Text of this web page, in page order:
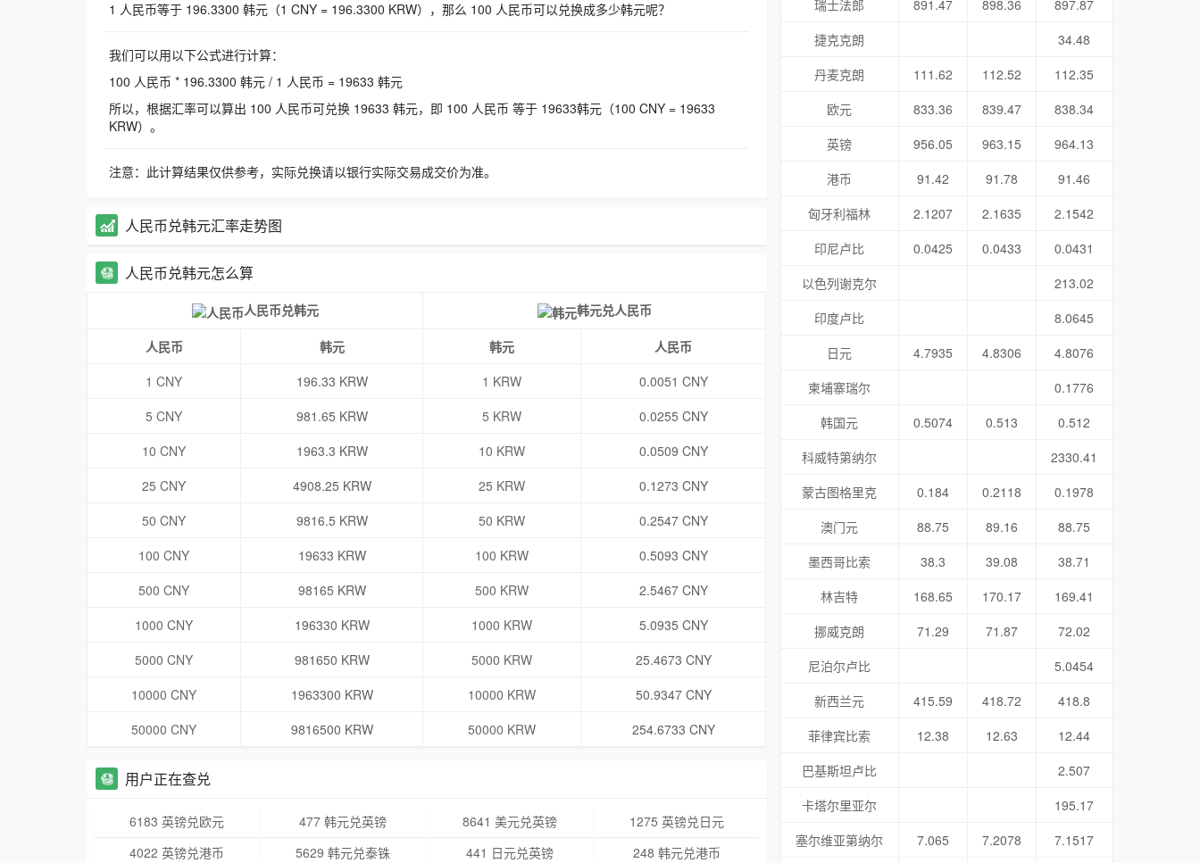
1 人民币等于 196.3300 韩元（1 CNY = 196.3300 KRW），那么 100 人民币可以兑换成多少韩元呢？
我们可以用以下公式进行计算：
100 人民币 * 196.3300 韩元 / 1 人民币 = 19633 韩元
所以，根据汇率可以算出 100 人民币可兑换 19633 韩元，即 100 人民币 等于 19633韩元（100 CNY = 19633
KRW）。
注意：此计算结果仅供参考，实际兑换请以银行实际交易成交价为准。
人民币兑韩元汇率走势图
人民币兑韩元怎么算
人民币兑韩元 韩元兑人民币
人民币 韩元 韩元
人民币
1 CNY
196.33 KRW 1 KRW
0.0051 CNY
5 CNY
981.65 KRW 5 KRW
0.0255 CNY
10 CNY
1963.3 KRW 10 KRW
0.0509 CNY
25 CNY
4908.25 KRW 25 KRW
0.1273 CNY
50 CNY
9816.5 KRW 50 KRW
0.2547 CNY
100 CNY
19633 KRW 100 KRW
0.5093 CNY
500 CNY
98165 KRW 500 KRW
2.5467 CNY
1000 CNY
196330 KRW 1000 KRW
5.0935 CNY
5000 CNY
981650 KRW 5000 KRW
25.4673 CNY
10000 CNY
1963300 KRW 10000 KRW
50.9347 CNY
50000 CNY
9816500 KRW 50000 KRW 254.6733 CNY
用户正在查兑
6183 英镑兑欧元 477 韩元兑英镑 8641 美元兑英镑
1275 英镑兑日元
4022 英镑兑港币
5629 韩元兑泰铢 441 日元兑英镑
248 韩元兑港币
瑞士法郎
891.47 898.36
897.87
捷克克朗
34.48
丹麦克朗
111.62 112.52
112.35
欧元
833.36 839.47
838.34
英镑
956.05 963.15
964.13
港币
91.42 91.78
91.46
匈牙利福林
2.1207 2.1635
2.1542
印尼卢比
0.0425 0.0433
0.0431
以色列谢克尔
213.02
印度卢比
8.0645
日元
4.7935 4.8306
4.8076
柬埔寨瑞尔
0.1776
韩国元
0.5074 0.513
0.512
科威特第纳尔
2330.41
蒙古图格里克
0.184 0.2118
0.1978
澳门元
88.75 89.16
88.75
墨西哥比索
38.3 39.08
38.71
林吉特
168.65 170.17
169.41
挪威克朗
71.29 71.87
72.02
尼泊尔卢比
5.0454
新西兰元
415.59 418.72
418.8
菲律宾比索
12.38 12.63
12.44
巴基斯坦卢比
2.507
卡塔尔里亚尔
195.17
塞尔维亚第纳尔
7.065 7.2078
7.1517